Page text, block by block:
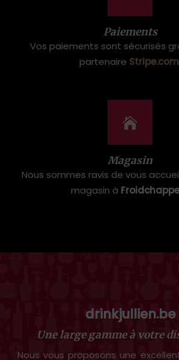
Paiements
Vos paiements sont sécurisés
partenaire Stripe.com
Magasin
Nous sommes ravis de vous
magasin à
drinkjullien.be
Une large gamme à votre
Nous vous proposons une